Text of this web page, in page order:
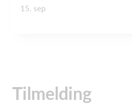
15. sep
Tilmelding